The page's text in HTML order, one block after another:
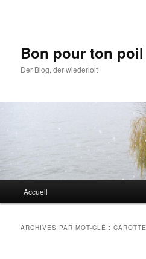
Bon pour ton poil
Der Blog, der wiederlolt
principal
Accueil
ARCHIVES PAR MOT-CLÉ :CAROTTE